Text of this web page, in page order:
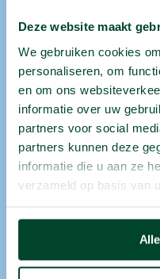
Deze website maakt
We gebruiken cookies
personaliseren, om
en om ons
informatie over uw
partners voor social
partners kunnen deze
informatie die u aan ze
verzameld op basis van
Fruitsau
d’autres
Votre organisation a
fortes chances que
proposons desfruits
Anvers,Bruxelles,
,
Vilvorde, Charleroi